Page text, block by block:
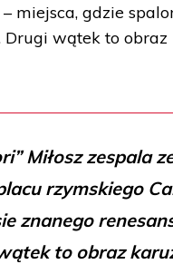
miejsca, gdzie
wątek to
Miłosz zespala
rzymskiego
znanego
to obraz